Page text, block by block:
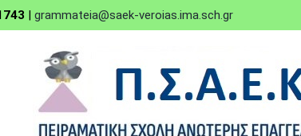
| grammateia@saek-veroias.ima.sch.gr